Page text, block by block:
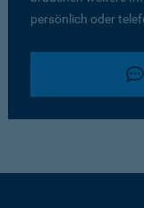
persönlich oder